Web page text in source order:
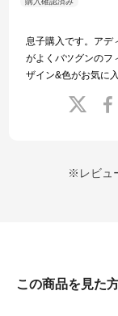
息子購入です。アデ
がよくバツグンのフ
ザイン&色がお気に
※レビュ
この商品を見た